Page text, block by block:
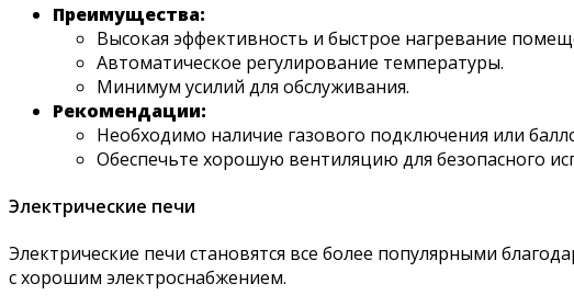
Преимущества:
Высокая эффективность и быстрое нагревание
Автоматическое регулирование температуры.
Минимум усилий для обслуживания.
Рекомендации:
Необходимо наличие газового подключения или
Обеспечьте хорошую вентиляцию для безопасного
Электрические печи
Электрические печи становятся все более популярными
с хорошим электроснабжением.